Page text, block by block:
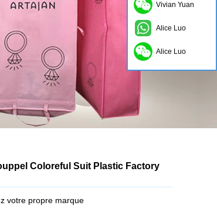
Coloreful Suit Plastic Factory
votre propre marque
Vivian Yuan
Alice Luo
Alice Luo